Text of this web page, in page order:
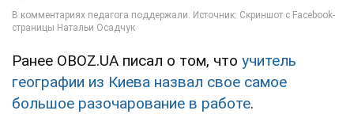
Ранее OBOZ.UA писал о том, что учитель
географии из Киева назвал свое самое
большое разочарование в работе.